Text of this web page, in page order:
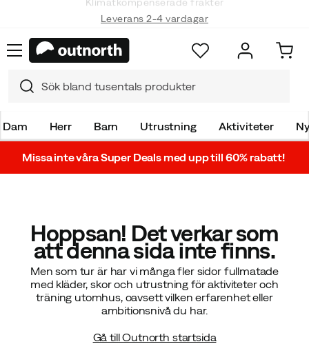
Leverans 2-4 vardagar
Dam Herr Barn Utrustning Aktiviteter
Missa inte våra Super Deals med upp till 60% rabatt!
Hoppsan! Det verkar som
att denna sida inte finns.
Men som tur är har vi många fler sidor fullmatade
med kläder, skor och utrustning för aktiviteter och
träning utomhus, oavsett vilken erfarenhet eller
ambitionsnivå du har.
Gå till Outnorth startsida